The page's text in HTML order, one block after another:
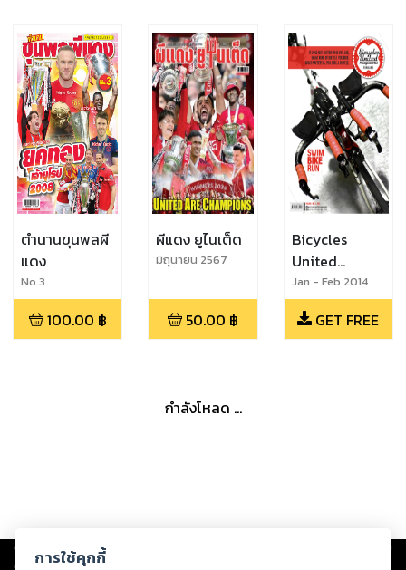
ตำนานขุนพลผี
แดง
No.3
100.00 ฿
ผีแดง ยูไนเต็ด
มิถุนายน 2567
50.00 ฿
Bicycles
United
Magazine
Jan - Feb 2014
GET FREE
กำลังโหลด ...
Copyright © 2026
ต่อผลงานหรือเนื้อหาใดที่อัปโหลดผ่านเว็บไซต์และปรากฏว่าละเมิดสิทธิใน
การใช้คุกกี้